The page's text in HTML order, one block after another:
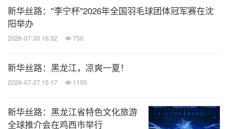
新华丝路："李宁杯"2026年全国羽毛球团体冠军赛在沈
阳举办
2026-07-30 16:32 750
新华丝路：黑龙江，凉爽一夏！
2026-07-27 15:17 1100
新华丝路：黑龙江省特色文化旅游
全球推介会在鸡西市举行